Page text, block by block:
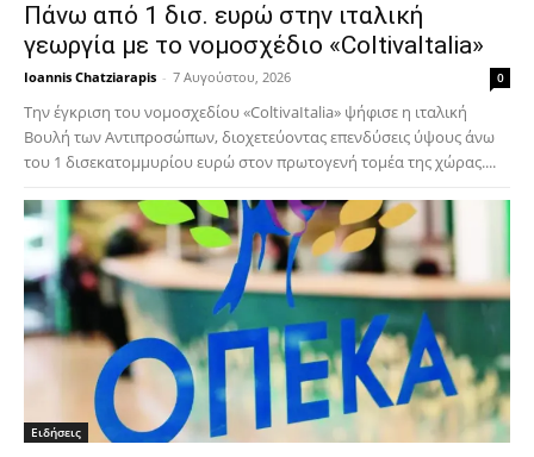
Πάνω από 1 δισ. ευρώ στην ιταλική
γεωργία με το νομοσχέδιο «ColtivaItalia»
Ioannis Chatziarapis - 7 Αυγούστου, 2026 0
Την έγκριση του νομοσχεδίου «ColtivaItalia» ψήφισε η ιταλική
Βουλή των Αντιπροσώπων, διοχετεύοντας επενδύσεις ύψους άνω
του 1 δισεκατομμυρίου ευρώ στον πρωτογενή τομέα της χώρας....
Ειδήσεις